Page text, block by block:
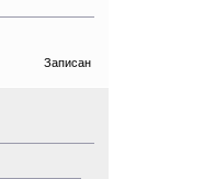
Записан